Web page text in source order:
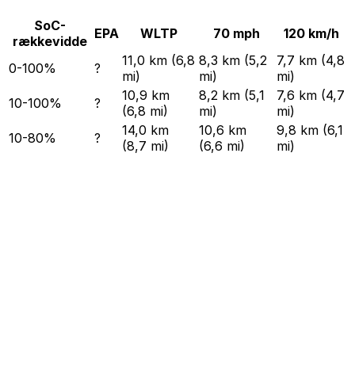
SoC-
rækkevidde EPA WLTP 70 mph 120 km/h
0-100% ?
11,0 km (6,8
mi)
8,3 km (5,2
mi)
7,7 km (4,8
mi)
10-100%
?
10,9 km
(6,8 mi)
8,2 km (5,1
mi)
7,6 km (4,7
mi)
10-80%
?
14,0 km
(8,7 mi)
10,6 km
(6,6 mi)
9,8 km (6,1
mi)